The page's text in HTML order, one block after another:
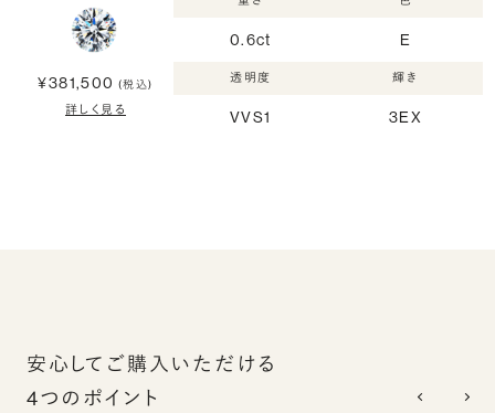
¥381,500 (税込)
詳しく見る
0.6ct E
透明度
VVS1
輝き
3EX
安心してご購入いただける
4つのポイント